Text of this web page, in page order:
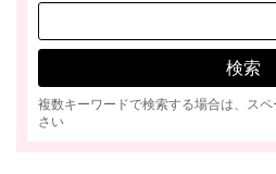
複数キーワードで検索する場合は、ス
さい